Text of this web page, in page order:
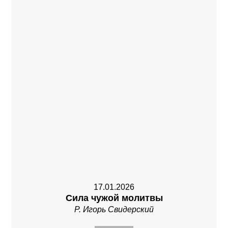
17.01.2026
Сила чужой молитвы
Р. Игорь Свидерский